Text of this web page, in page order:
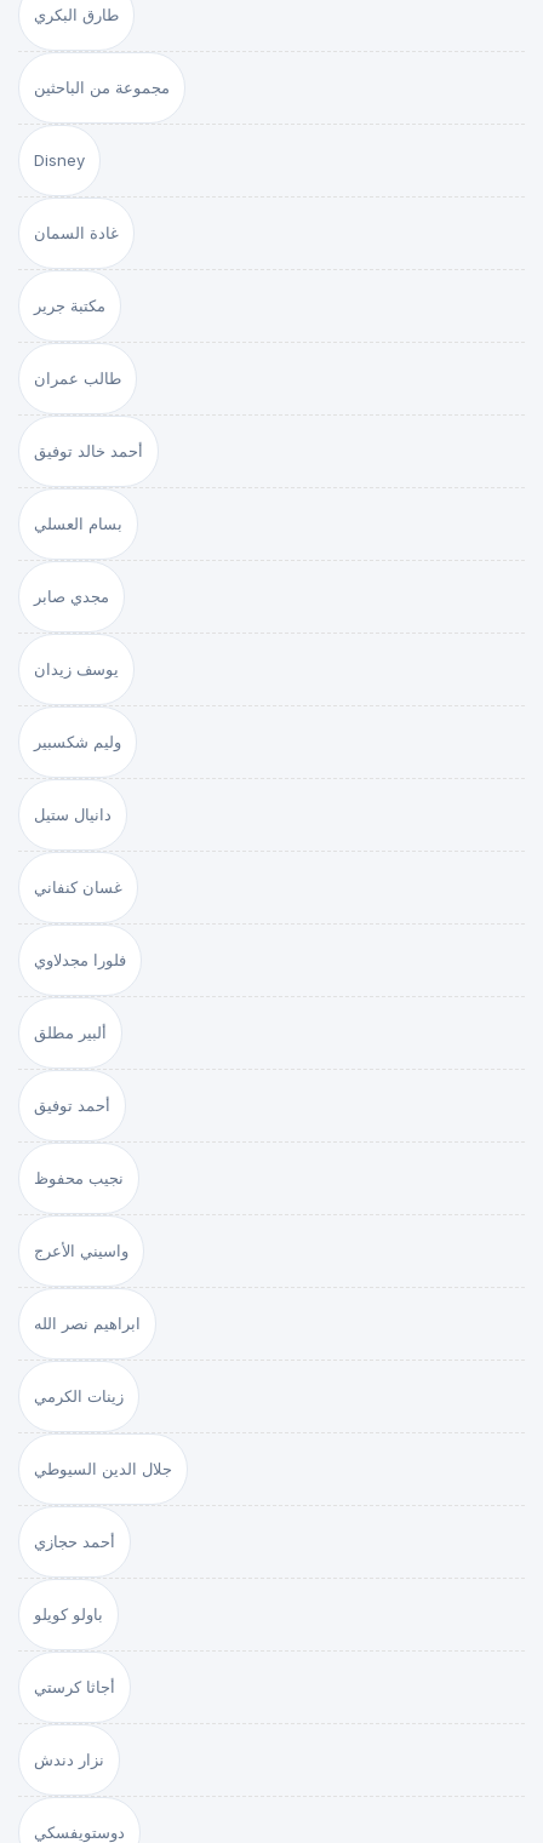
طارق البكري
مجموعة من الباحثين
Disney
غادة السمان
مكتبة جرير
طالب عمران
أحمد خالد توفيق
بسام العسلي
مجدي صابر
يوسف زيدان
وليم شكسبير
دانيال ستيل
غسان كنفاني
فلورا مجدلاوي
ألبير مطلق
أحمد توفيق
نجيب محفوظ
واسيني الأعرج
ابراهيم نصر الله
زينات الكرمي
جلال الدين السيوطي
أحمد حجازي
باولو كويلو
أجاثا كرستي
نزار دندش
دوستويفسكي